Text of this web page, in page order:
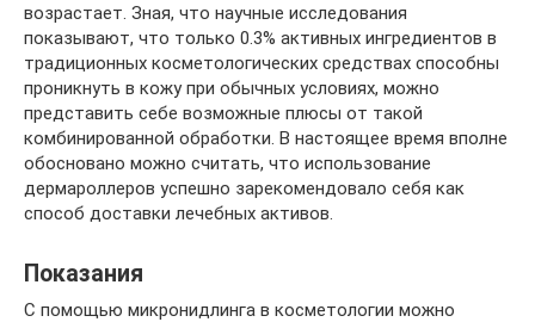
возрастает. Зная, что научные исследования
показывают, что только 0.3% активных ингредиентов в
традиционных косметологических средствах способны
проникнуть в кожу при обычных условиях, можно
представить себе возможные плюсы от такой
комбинированной обработки. В настоящее время вполне
обосновано можно считать, что использование
дермароллеров успешно зарекомендовало себя как
способ доставки лечебных активов.
Показания
С помощью микронидлинга в косметологии можно